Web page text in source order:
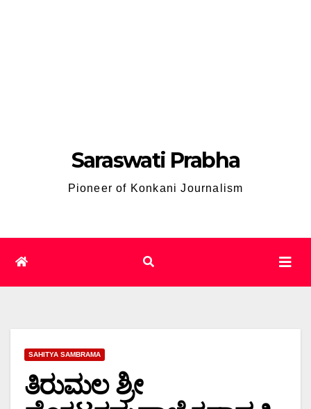
Saraswati Prabha
Pioneer of Konkani Journalism
SAHITYA SAMBRAMA
ತಿರುಮಲ ಶ್ರೀ